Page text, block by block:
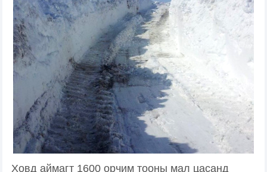
Ховд аймагт 1600 орчим тооны мал цасанд